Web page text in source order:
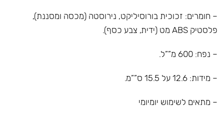
– חומרים: זכוכית בורוסיליקט, נירוסטה (מכסה ומסננת),
פלסטיק ABS מט (ידית, צבע כסף).
– נפח: 600 מ””ל.
– מידות: 12.6 על 15.5 ס””מ.
– מתאים לשימוש יומיומי